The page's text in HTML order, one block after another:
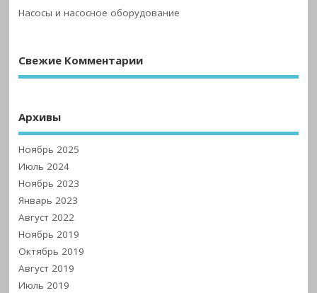
Насосы и насосное оборудование
Свежие Комментарии
Архивы
Ноябрь 2025
Июль 2024
Ноябрь 2023
Январь 2023
Август 2022
Ноябрь 2019
Октябрь 2019
Август 2019
Июль 2019